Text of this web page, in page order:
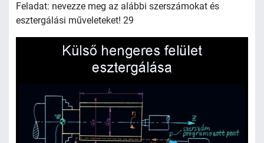
Feladat: nevezze meg az alábbi szerszámokat és
esztergálási műveleteket! 29